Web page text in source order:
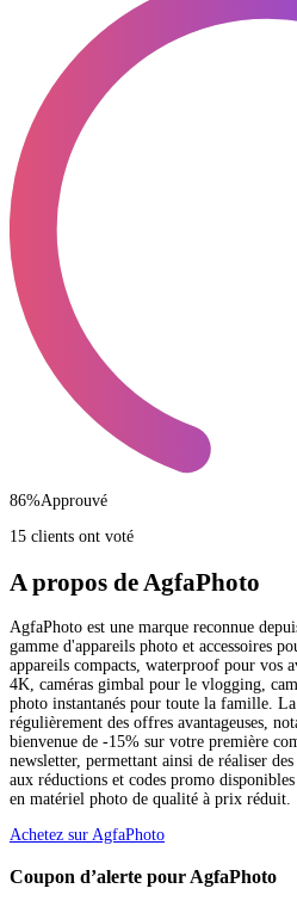
86%Approuvé
15 clients ont voté
A propos de AgfaPhoto
AgfaPhoto est une marque reconnue
gamme d'appareils photo et accessoires
appareils compacts, waterproof pour vos
4K, caméras gimbal pour le vlogging,
photo instantanés pour toute la famille.
régulièrement des offres avantageuses,
bienvenue de -15% sur votre première
newsletter, permettant ainsi de réaliser
aux réductions et codes promo
en matériel photo de qualité à prix réduit.
Achetez sur AgfaPhoto
Coupon d’alerte pour AgfaPhoto